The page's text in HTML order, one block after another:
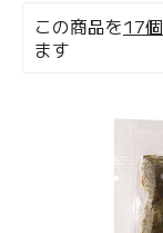
この商品を17個
ます